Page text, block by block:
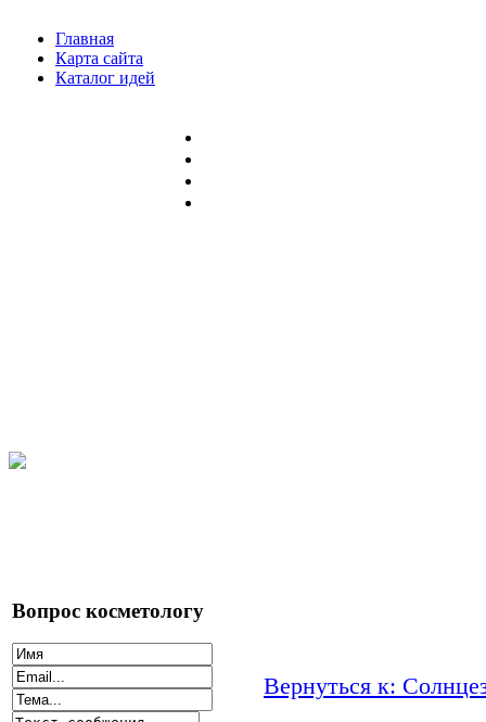
Главная
Карта сайта
Каталог идей
Вопрос косметологу
Вернуться к: